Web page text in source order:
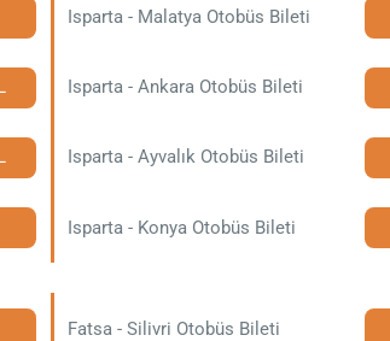
Isparta - Malatya Otobüs Bileti
Isparta - Ankara Otobüs Bileti
Isparta - Ayvalık Otobüs Bileti
Isparta - Konya Otobüs Bileti
Fatsa - Silivri Otobüs Bileti